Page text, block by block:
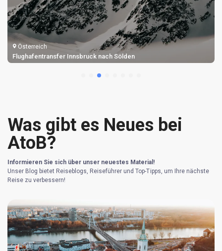
Österreich
Flughafentransfer Innsbruck nach Sölden
Was gibt es Neues bei
AtoB?
Informieren Sie sich über unser neuestes Material!
Unser Blog bietet Reiseblogs, Reiseführer und Top-Tipps, um Ihre nächste
Reise zu verbessern!